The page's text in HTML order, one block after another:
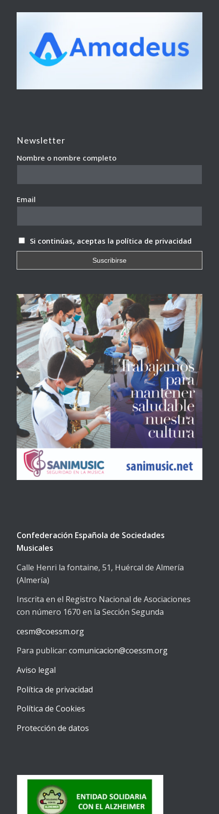
Newsletter
Nombre o nombre completo
Email
Si continúas, aceptas la política de privacidad
Confederación Española de Sociedades
Musicales
Calle Henri la fontaine, 51, Huércal de Almería
(Almería)
Inscrita en el Registro Nacional de Asociaciones
con número 1670 en la Sección Segunda
cesm@coessm.org
Para publicar: comunicacion@coessm.org
Aviso legal
Política de privacidad
Política de Cookies
Protección de datos